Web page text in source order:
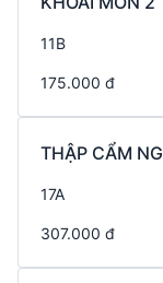
11B
175.000 đ
THẬP CẨM
17A
307.000 đ